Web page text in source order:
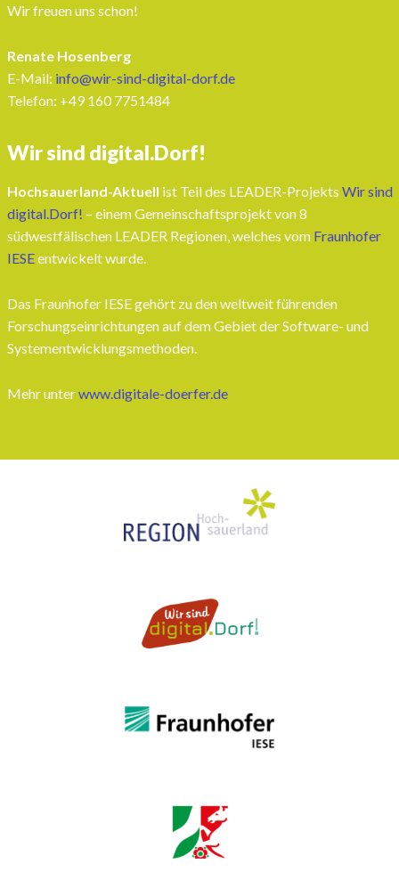
Wir freuen uns schon!
Renate Hosenberg
E-Mail: info@wir-sind-digital-dorf.de
Telefon: ‭+49 160 7751484‬
Wir sind digital.Dorf!
Hochsauerland-Aktuell ist Teil des LEADER-Projekts Wir sind
digital.Dorf! – einem Gemeinschaftsprojekt von 8
südwestfälischen LEADER Regionen, welches vom Fraunhofer
IESEentwickelt wurde.
Das Fraunhofer IESE gehört zu den weltweit führenden
Forschungseinrichtungen auf dem Gebiet der Software- und
Systementwicklungsmethoden.
Mehr unterwww.digitale-doerfer.de